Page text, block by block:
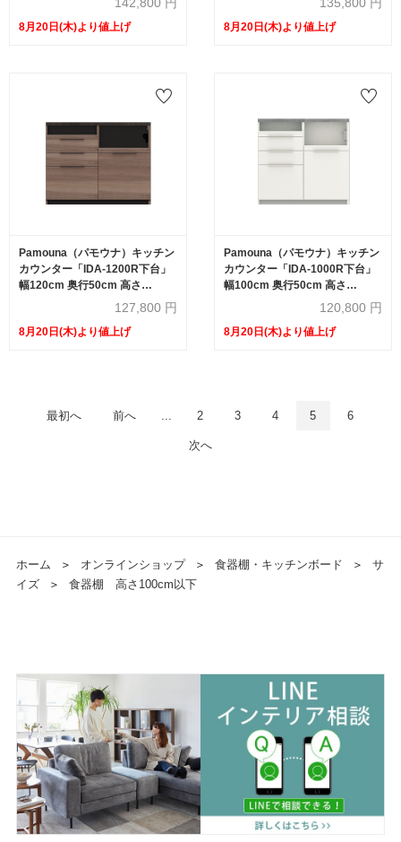
8月20日(木)より値上げ 8月20日(木)より値上げ
Pamouna（パモウナ）キッチン
カウンター「IDA-1200R下台」
幅120cm 奥行50cm 高さ
93.8cm ハイカウンター 家電収
127,800 円
8月20日(木)より値上げ
Pamouna（パモウナ）キッチン
カウンター「IDA-1000R下台」
幅100cm 奥行50cm 高さ
93.8cm ハイカウンター 家電収
120,800 円
8月20日(木)より値上げ
最初へ 前へ 2 3 4 5 6
次へ
ホーム ＞ オンラインショップ ＞ 食器棚・キッチンボード ＞
サ
イズ
＞ 食器棚 高さ100cm以下